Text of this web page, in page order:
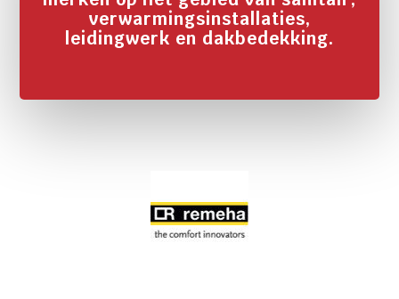
verwarmingsinstallaties,
leidingwerk en dakbedekking.